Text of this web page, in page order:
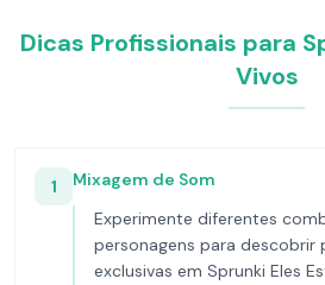
Dicas Profissionais para
Vivos
1
Mixagem de Som
Experimente diferentes
personagens para descobrir
exclusivas em Sprunki Eles